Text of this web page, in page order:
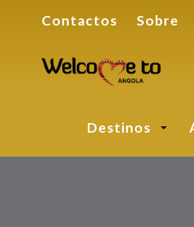
Contactos Sobre
Destinos